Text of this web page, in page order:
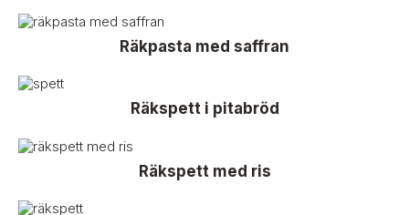
Räkpasta med saffran
Räkspett i pitabröd
Räkspett med ris